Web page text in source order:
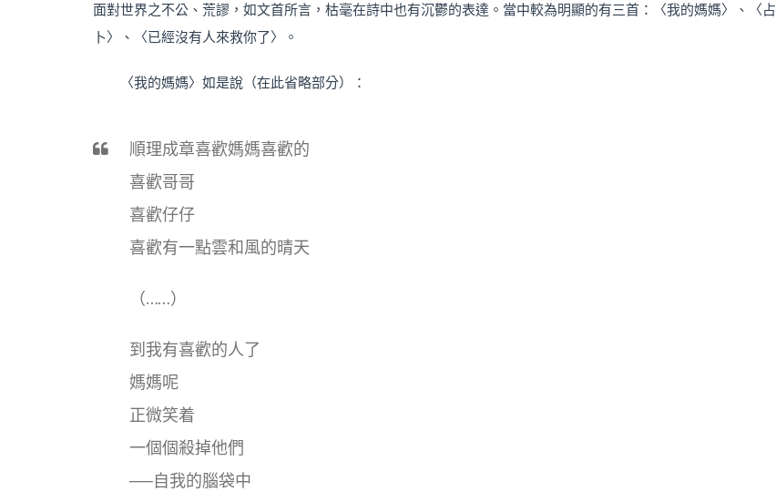
面對世界之不公、荒謬，如文首所言，枯毫在詩中也有沉鬱的表達。當中較為明顯的有三首：〈我的媽媽〉、〈占
卜〉、〈已經沒有人來救你了〉。
〈我的媽媽〉如是說（在此省略部分）：
順理成章喜歡媽媽喜歡的
喜歡哥哥
喜歡仔仔
喜歡有一點雲和風的晴天
（……）
到我有喜歡的人了
媽媽呢
正微笑着
一個個殺掉他們
──自我的腦袋中